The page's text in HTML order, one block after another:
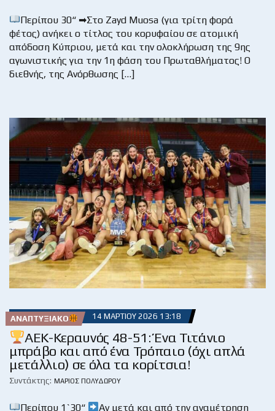
Περίπου 30“ ➡Στο Zayd Muosa (για τρίτη φορά
φέτος) ανήκει ο τίτλος του κορυφαίου σε ατομική
απόδοση Κύπριου, μετά και την ολοκλήρωση της 9ης
αγωνιστικής για την 1η φάση του Πρωταθλήματος! Ο
διεθνής, της Ανόρθωσης […]
ΑΝΑΠΤΥΞΙΑΚΌ 14 ΜΑΡΤΊΟΥ 2026 13:18
ΑΕΚ-Κεραυνός 48-51: Ένα Τιτάνιο
μπράβο και από ένα Τρόπαιο (όχι απλά
μετάλλιο) σε όλα τα κορίτσια!
Συντάκτης: ΜΆΡΙΟΣ ΠΟΛΥΔΏΡΟΥ
Περίπου 1`30“
Αν μετά και από την αναμέτρηση